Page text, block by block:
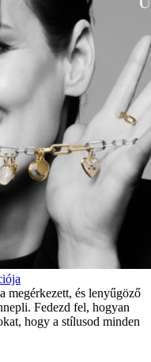
megérkezett, és lenyűgöző
Fedezd fel, hogyan
hogy a stílusod minden